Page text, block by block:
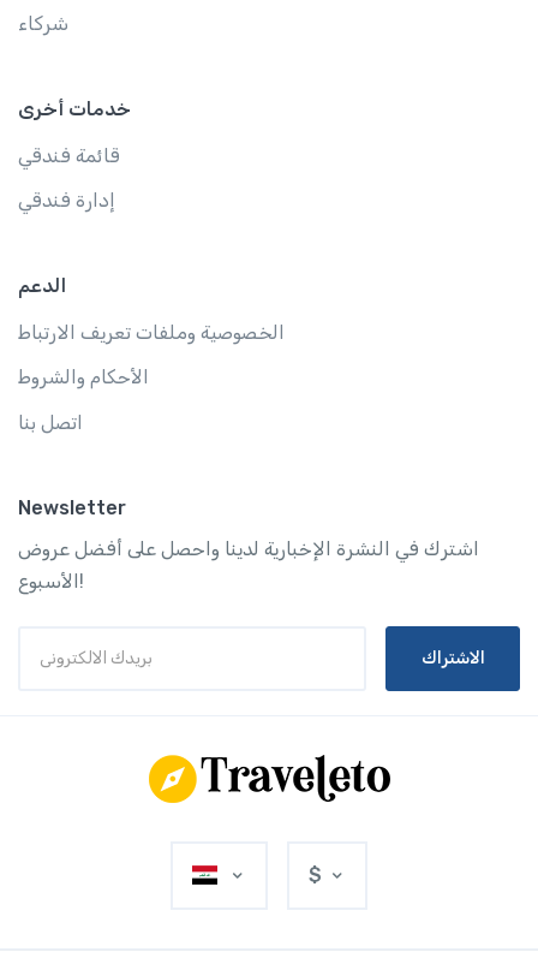
شركاء
خدمات أخرى
قائمة فندقي
إدارة فندقي
الدعم
الخصوصية وملفات تعريف الارتباط
الأحكام والشروط
اتصل بنا
Newsletter
اشترك في النشرة الإخبارية لدينا واحصل على أفضل عروض
الأسبوع!
الاشتراك
$